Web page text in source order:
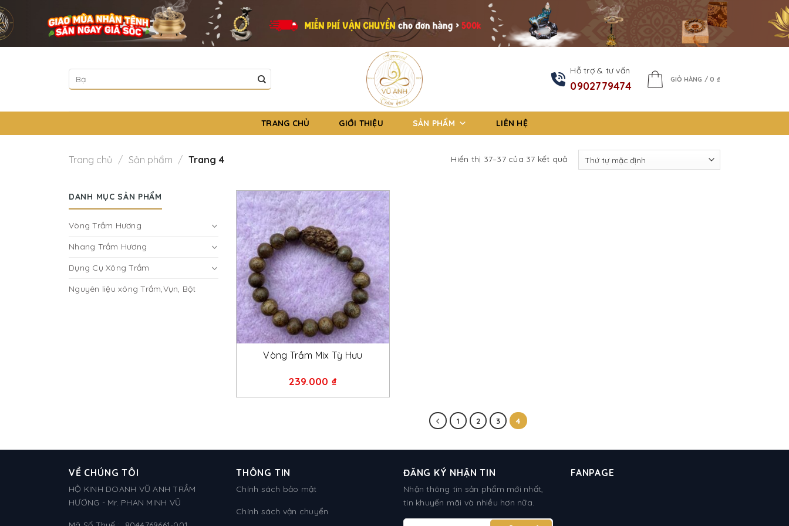
Skip
to
content
kiếm:
Hỗ trợ & tư vấn
0902779474 GIỎ HÀNG /0 ₫
TRANG CHỦ GIỚI THIỆU SẢN PHẨM LIÊN HỆ
Trang chủ / Sản phẩm / Trang 4 Hiển thị 37–37 của 37 kết quả
DANH MỤC SẢN PHẨM
Vòng Trầm Hương
Nhang Trầm Hương
Dụng Cụ Xông Trầm
Nguyên liệu xông Trầm,Vụn, Bột
+
Vòng Trầm Mix Tỳ Hưu
239.000 ₫
1 2 3 4
VỀ CHÚNG TÔI
HỘ KINH DOANH VŨ ANH TRẦM
HƯƠNG - Mr. PHAN MINH VŨ
THÔNG TIN
Chính sách bảo mật
Chính sách vận chuyển
ĐĂNG KÝ NHẬN TIN
Nhận thông tin sản phẩm mới nhất,
tin khuyến mãi và nhiều hơn nữa.
FANPAGE